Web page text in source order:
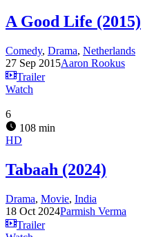
A Good Life (2015)
Comedy, Drama, Netherlands
27 Sep 2015Aaron Rookus
Trailer
Watch
6
108 min
HD
Tabaah (2024)
Drama, Movie, India
18 Oct 2024Parmish Verma
Trailer